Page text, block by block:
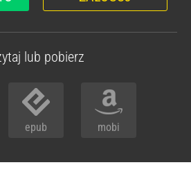
lub pobierz
epub mobi